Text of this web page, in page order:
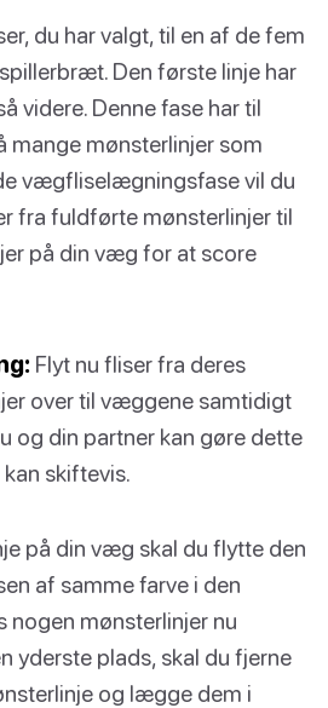
du har valgt, til en af de fem
Den første linje har
videre. Denne fase har til
mange mønsterlinjer som
vægfliselægningsfase vil du
fra fuldførte mønsterlinjer til
på din væg for at score
Flyt nu fliser fra deres
over til væggene samtidigt
og din partner kan gøre dette
skiftevis.
på din væg skal du flytte den
af samme farve i den
nogen mønsterlinjer nu
yderste plads, skal du fjerne
og lægge dem i